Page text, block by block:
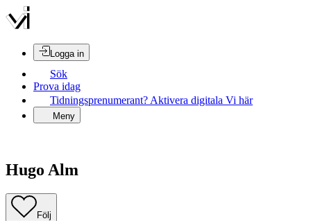
Logga in
Sök
Prova idag
Tidningsprenumerant? Aktivera digitala Vi här
Meny
Hugo Alm
Följ